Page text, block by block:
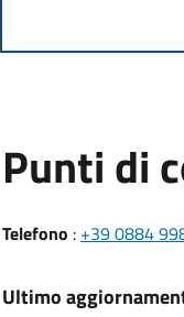
Punti di
Telefono : +39 0884
Ultimo